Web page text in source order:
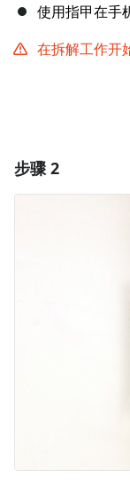
使用指甲在手
在拆解工作开
步骤 2